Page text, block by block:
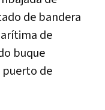
de bandera
de
buque
de